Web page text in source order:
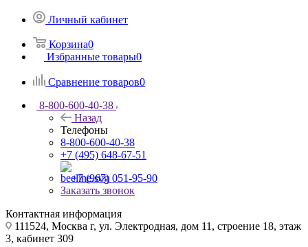
Личный кабинет
Корзина0
Избранные товары0
Сравнение товаров0
8-800-600-40-38
Назад
Телефоны
8-800-600-40-38
+7 (495) 648-67-51
+7 (967) 051-95-90
Заказать звонок
Контактная информация
111524, Москва г, ул. Электродная, дом 11, строение 18, этаж
3, кабинет 309